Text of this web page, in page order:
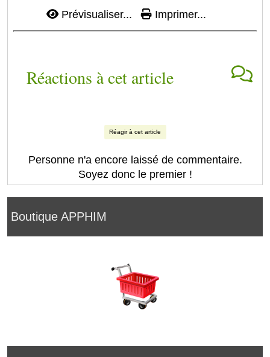
Boutique APPHIM
Prévisualiser... Imprimer...
Réactions à cet article
Réagir à cet article
Personne n'a encore laissé de commentaire.
Soyez donc le premier !